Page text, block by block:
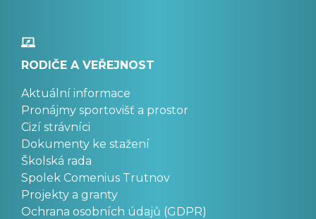
RODIČE A VEŘEJNOST
Aktuální informace
Pronájmy sportovišť a prostor
Cizí strávníci
Dokumenty ke stažení
Školská rada
Spolek Comenius Trutnov
Projekty a granty
Ochrana osobních údajů (GDPR)